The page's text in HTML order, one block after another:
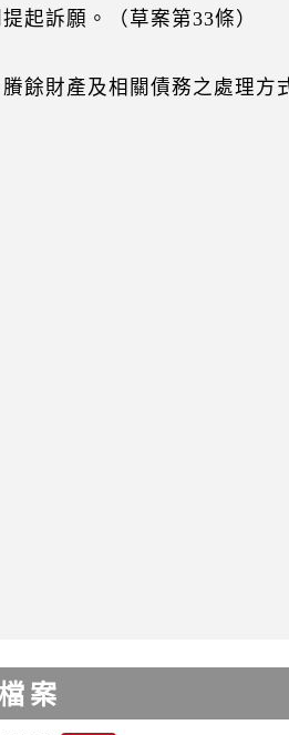
起訴願。（草案第33條）
餘財產及相關債務之處理方
案